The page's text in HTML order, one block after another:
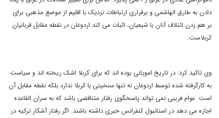
دادن به طارق الهاشمی و برقراری ارتباطات نزدیک با اقلیم از موضع مذهبی برای
بر هم زدن ائتلاف آنان با شیعیان، اثبات می کند اردوغان در نقطه مقابل قربانیان
کربلاست.
وی تاکید کرد: در تاریخ امویانی بوده اند که برای کربلا اشک ریخته اند و سیاست
به کارگرفته شده توسط اردوغان نه تنها سنخیتی با کربلا ندارد بلکه نقطه مقابل آن
است. عوام فریبی نمی تواند پاسخگوی رفتار متناقضی باشد که به سران القاعده
اجازه می دهد در استانبول کنفرانس خبری داشته باشند. اگر رفتار آشکار ترکیه در